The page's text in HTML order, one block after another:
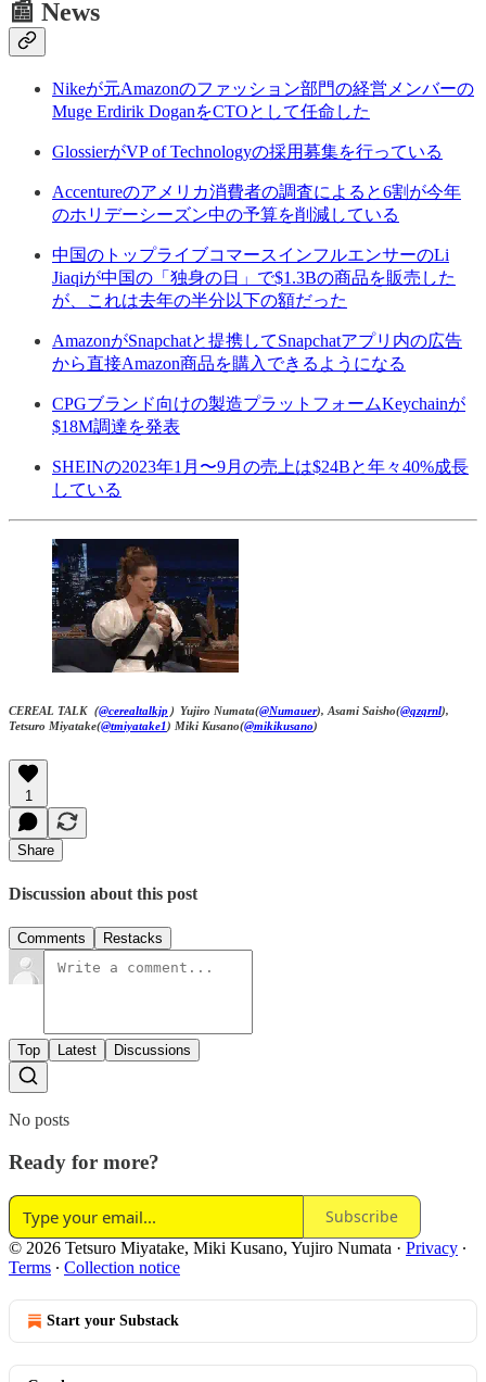
📰 News
Nikeが元Amazonのファッション部門の経営メンバーの
Muge Erdirik DoganをCTOとして任命した
GlossierがVP of Technologyの採用募集を行っている
Accentureのアメリカ消費者の調査によると6割が今年
のホリデーシーズン中の予算を削減している
中国のトップライブコマースインフルエンサーのLi
Jiaqiが中国の「独身の日」で$1.3Bの商品を販売した
が、これは去年の半分以下の額だった
AmazonがSnapchatと提携してSnapchatアプリ内の広告
から直接Amazon商品を購入できるようになる
CPGブランド向けの製造プラットフォームKeychainが
$18M調達を発表
SHEINの2023年1月〜9月の売上は$24Bと年々40%成長
している
CEREAL TALK（@cerealtalkjp ）Yujiro Numata(@Numauer), Asami Saisho(@qzqrnl),
Tetsuro Miyatake(@tmiyatake1) Miki Kusano(@mikikusano)
1
Share
Discussion about this post
Comments Restacks
Top Latest Discussions
No posts
Ready for more?
Subscribe
© 2026 Tetsuro Miyatake, Miki Kusano, Yujiro Numata · Privacy ∙
Terms ∙ Collection notice
Start your Substack